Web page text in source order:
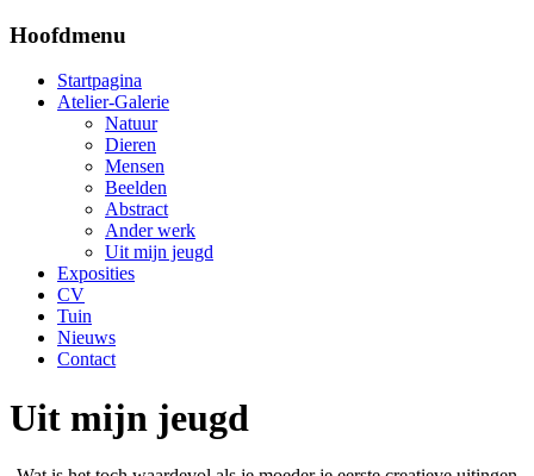
Hoofdmenu
Startpagina
Atelier-Galerie
Natuur
Dieren
Mensen
Beelden
Abstract
Ander werk
Uit mijn jeugd
Exposities
CV
Tuin
Nieuws
Contact
Uit mijn jeugd